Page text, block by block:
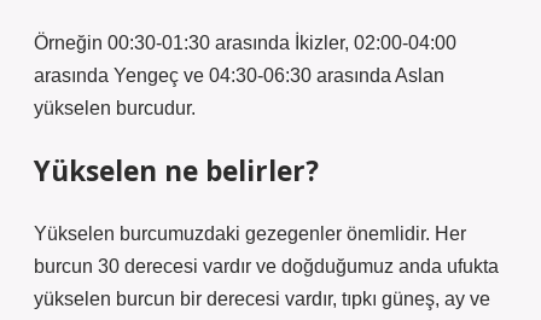
Örneğin 00:30-01:30 arasında İkizler, 02:00-04:00
arasında Yengeç ve 04:30-06:30 arasında Aslan
yükselen burcudur.
Yükselen ne belirler?
Yükselen burcumuzdaki gezegenler önemlidir. Her
burcun 30 derecesi vardır ve doğduğumuz anda ufukta
yükselen burcun bir derecesi vardır, tıpkı güneş, ay ve